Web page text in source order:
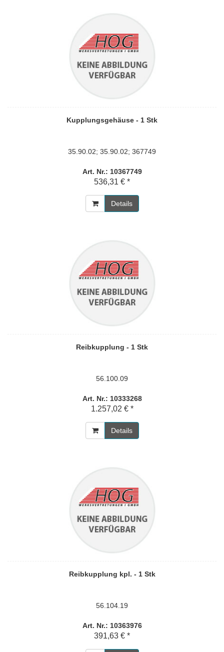
Kupplungsgehäuse - 1 Stk
35.90.02; 35.90.02; 367749
Art. Nr.: 10367749
536,31 € *
Details
Reibkupplung - 1 Stk
56.100.09
Art. Nr.: 10333268
1.257,02 € *
Details
Reibkupplung kpl. - 1 Stk
56.104.19
Art. Nr.: 10363976
391,63 € *